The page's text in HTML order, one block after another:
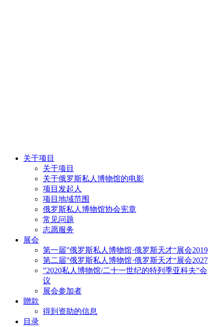
关于项目
关于项目
关于俄罗斯私人博物馆的电影
项目发起人
项目地域范围
俄罗斯私人博物馆协会宪章
常见问题
志愿服务
展会
第一届”俄罗斯私人博物馆·俄罗斯天才“展会2019
第二届”俄罗斯私人博物馆·俄罗斯天才“展会2027
”2020私人博物馆/二十一世纪的特列季亚科夫”会
议
展会参加者
贈款
得到资助的信息
目录